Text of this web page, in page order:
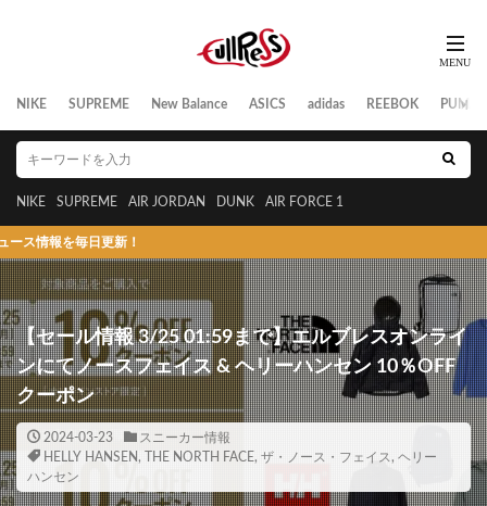
NIKE SUPREME New Balance ASICS adidas REEBOK PUMA
NIKE SUPREME AIR JORDAN DUNK AIR FORCE 1
毎日更新！
【セール情報 3/25 01:59まで】エルブレスオンライ
ンにてノースフェイス & ヘリーハンセン 10％OFF
クーポン
2024-03-23
スニーカー情報
HELLY HANSEN , THE NORTH FACE, ザ・ノース・フェイス , ヘリー
ハンセン